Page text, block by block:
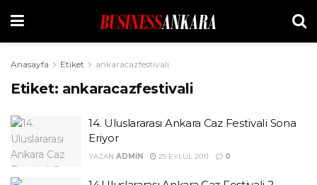
Anasayfa Etiket ankaracazfestivali
Etiket: ankaracazfestivali
14. Uluslararası Ankara Caz Festivali Sona
Eriyor
YAZAN ADMIN 25 EYLÜL 2011 0